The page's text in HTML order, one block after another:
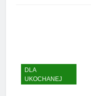
DLA
UKOCHANEJ